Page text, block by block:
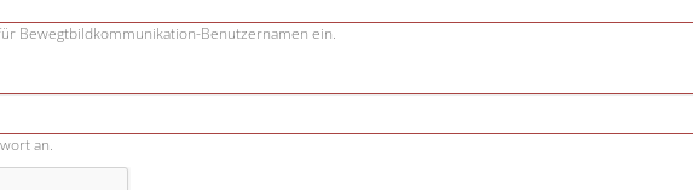
Bewegtbildkommunikation-Benutzernamen ein.
an.